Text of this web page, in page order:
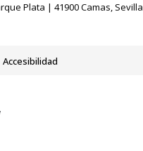
Plata | 41900 Camas, Sevilla
Accesibilidad